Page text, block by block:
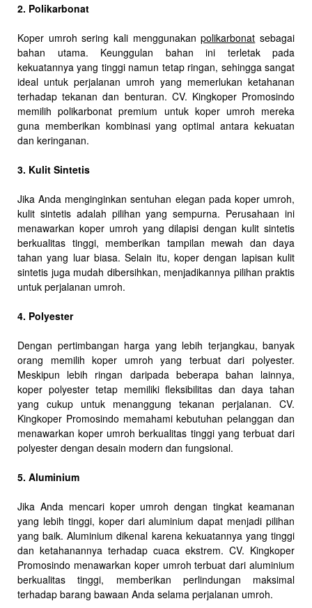
2. Polikarbonat
Koper umroh sering kali menggunakanpolikarbonat sebagai
bahan utama. Keunggulan bahan ini terletak pada
kekuatannya yang tinggi namun tetap ringan, sehingga sangat
ideal untuk perjalanan umroh yang memerlukan ketahanan
terhadap tekanan dan benturan. CV. Kingkoper Promosindo
memilih polikarbonat premium untuk koper umroh mereka
guna memberikan kombinasi yang optimal antara kekuatan
dan keringanan.
3. Kulit Sintetis
Jika Anda menginginkan sentuhan elegan pada koper umroh,
kulit sintetis adalah pilihan yang sempurna. Perusahaan ini
menawarkan koper umroh yang dilapisi dengan kulit sintetis
berkualitas tinggi, memberikan tampilan mewah dan daya
tahan yang luar biasa. Selain itu, koper dengan lapisan kulit
sintetis juga mudah dibersihkan, menjadikannya pilihan praktis
untuk perjalanan umroh.
4. Polyester
Dengan pertimbangan harga yang lebih terjangkau, banyak
orang memilih koper umroh yang terbuat dari polyester.
Meskipun lebih ringan daripada beberapa bahan lainnya,
koper polyester tetap memiliki fleksibilitas dan daya tahan
yang cukup untuk menanggung tekanan perjalanan. CV.
Kingkoper Promosindo memahami kebutuhan pelanggan dan
menawarkan koper umroh berkualitas tinggi yang terbuat dari
polyester dengan desain modern dan fungsional.
5. Aluminium
Jika Anda mencari koper umroh dengan tingkat keamanan
yang lebih tinggi, koper dari aluminium dapat menjadi pilihan
yang baik. Aluminium dikenal karena kekuatannya yang tinggi
dan ketahanannya terhadap cuaca ekstrem. CV. Kingkoper
Promosindo menawarkan koper umroh terbuat dari aluminium
berkualitas tinggi, memberikan perlindungan maksimal
terhadap barang bawaan Anda selama perjalanan umroh.